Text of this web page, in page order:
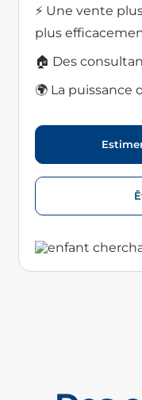
⚡ Une vente
plus
🏠 Des
🌍 La puissance